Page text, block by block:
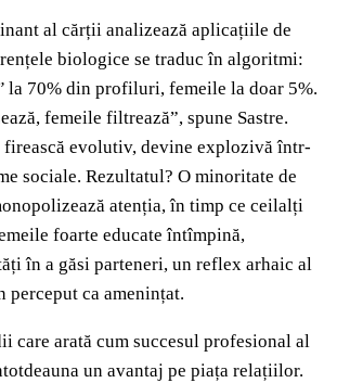
al cărții analizează aplicațiile de
biologice se traduc în algoritmi:
la 70% din profiluri, femeile la doar 5%.
femeile filtrează”, spune Sastre.
firească evolutiv, devine explozivă într-
sociale. Rezultatul? O minoritate de
atenția, în timp ce ceilalți
foarte educate întîmpină,
în a găsi parteneri, un reflex arhaic al
perceput ca amenințat.
care arată cum succesul profesional al
un avantaj pe piața relațiilor.